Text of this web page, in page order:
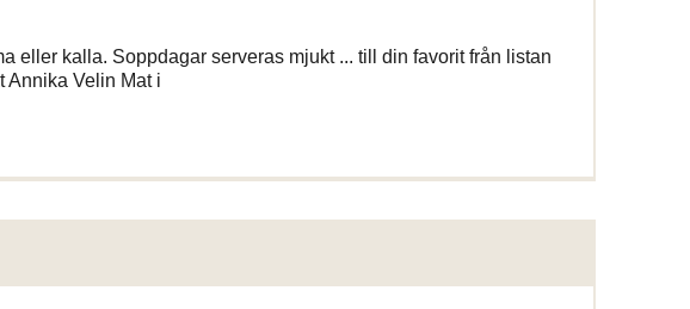
eller kalla. Soppdagar serveras mjukt ... till din favorit från listan
Annika Velin Mat i